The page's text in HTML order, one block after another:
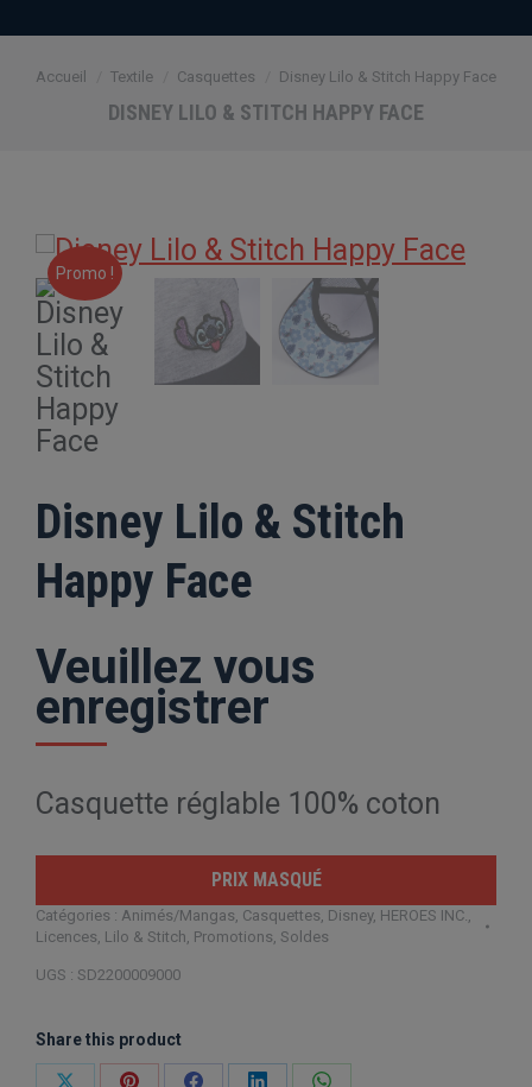
Vous êtes ici :
Accueil Textile Casquettes Disney Lilo & Stitch Happy Face
DISNEY LILO & STITCH HAPPY FACE
Promo !
Disney Lilo & Stitch
Happy Face
Veuillez vous
enregistrer
Casquette réglable 100% coton
PRIX MASQUÉ
Catégories : Animés/Mangas, Casquettes, Disney, HEROES INC.,
Licences, Lilo & Stitch, Promotions, Soldes
UGS : SD2200009000
Share this product